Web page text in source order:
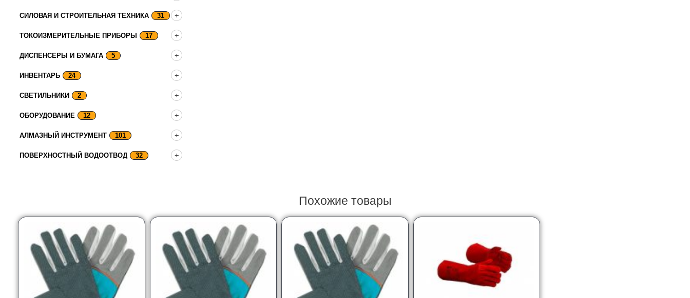
СИЛОВАЯ И СТРОИТЕЛЬНАЯ ТЕХНИКА 31
ТОКОИЗМЕРИТЕЛЬНЫЕ ПРИБОРЫ 17
ДИСПЕНСЕРЫ И БУМАГА 5
ИНВЕНТАРЬ 24
СВЕТИЛЬНИКИ 2
ОБОРУДОВАНИЕ 12
АЛМАЗНЫЙ ИНСТРУМЕНТ 101
ПОВЕРХНОСТНЫЙ ВОДООТВОД 32
Похожие товары